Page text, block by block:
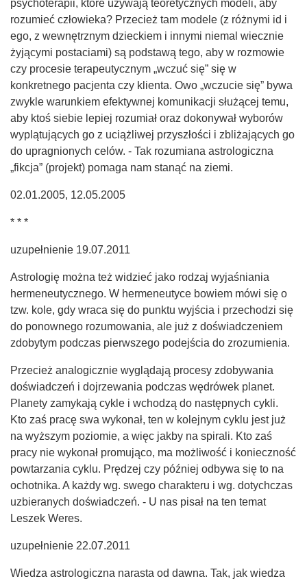
psychoterapii, które używają teoretycznych modeli, aby
rozumieć człowieka? Przecież tam modele (z różnymi id i
ego, z wewnętrznym dzieckiem i innymi niemal wiecznie
żyjącymi postaciami) są podstawą tego, aby w rozmowie
czy procesie terapeutycznym „wczuć się” się w
konkretnego pacjenta czy klienta. Owo „wczucie się” bywa
zwykle warunkiem efektywnej komunikacji służącej temu,
aby ktoś siebie lepiej rozumiał oraz dokonywał wyborów
wyplątujących go z uciążliwej przyszłości i zbliżających go
do upragnionych celów. - Tak rozumiana astrologiczna
„fikcja” (projekt) pomaga nam stanąć na ziemi.
02.01.2005, 12.05.2005
* * *
uzupełnienie 19.07.2011
Astrologię można też widzieć jako rodzaj wyjaśniania
hermeneutycznego. W hermeneutyce bowiem mówi się o
tzw. kole, gdy wraca się do punktu wyjścia i przechodzi się
do ponownego rozumowania, ale już z doświadczeniem
zdobytym podczas pierwszego podejścia do zrozumienia.
Przecież analogicznie wyglądają procesy zdobywania
doświadczeń i dojrzewania podczas wędrówek planet.
Planety zamykają cykle i wchodzą do następnych cykli.
Kto zaś pracę swa wykonał, ten w kolejnym cyklu jest już
na wyższym poziomie, a więc jakby na spirali. Kto zaś
pracy nie wykonał promująco, ma możliwość i konieczność
powtarzania cyklu. Prędzej czy później odbywa się to na
ochotnika. A każdy wg. swego charakteru i wg. dotychczas
uzbieranych doświadczeń. - U nas pisał na ten temat
Leszek Weres.
uzupełnienie 22.07.2011
Wiedza astrologiczna narasta od dawna. Tak, jak wiedza